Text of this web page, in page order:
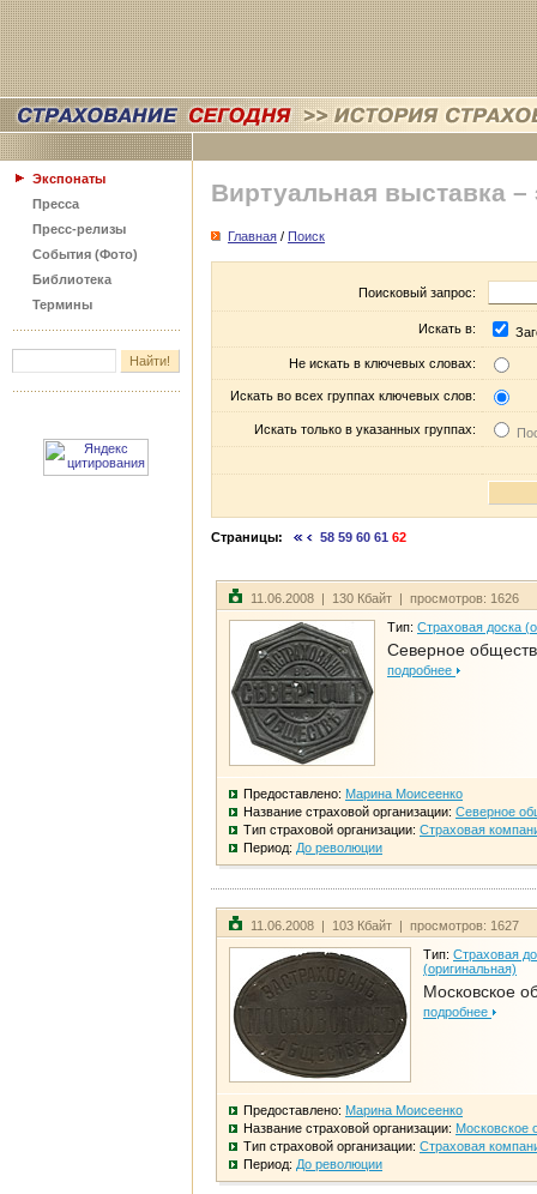
Экспонаты
Пресса
Пресс-релизы
События (Фото)
Библиотека
Термины
Виртуальная выставка –
Главная / Поиск
Поисковый запрос:
Искать в:
Не искать в ключевых словах:
Искать во всех группах ключевых слов:
Искать только в указанных группах:
Страницы: 58 59 60 61 62
11.06.2008 | 130 Кбайт | просмотров: 1626
Тип: Страховая доска
Северное
подробнее
Предоставлено: Марина Моисеенко
Название страховой организации: Северное
Тип страховой организации: Страховая
Период: До революции
11.06.2008 | 103 Кбайт | просмотров: 1627
Тип: Страховая
(оригинальная)
Московское
подробнее
Предоставлено: Марина Моисеенко
Название страховой организации: Московское
Тип страховой организации: Страховая
Период: До революции